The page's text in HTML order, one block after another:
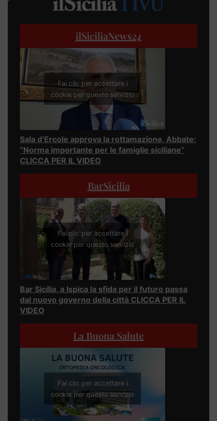
ilSiciliaNews24
Fai clic per accettare i
cookie per questo servizio
Sala d’Ercole approva la rottamazione, Abbate:
“Norma importante per le famiglie siciliane”
CLICCA PER IL VIDEO
BarSicilia
Fai clic per accettare i
cookie per questo servizio
Bar Sicilia, a Ispica la sfida per il futuro passa
dal nuovo governo della città CLICCA PER IL
VIDEO
La Buona Salute
Fai clic per accettare i
cookie per questo servizio